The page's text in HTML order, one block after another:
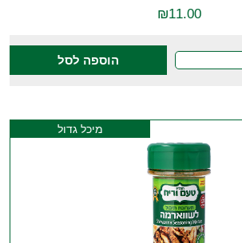
₪11.00
הוספה לסל
מיכל גדול